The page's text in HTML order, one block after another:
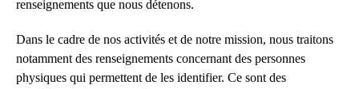
renseignements que nous détenons.
Dans le cadre de nos activités et de notre mission, nous traitons
notamment des renseignements concernant des personnes
physiques qui permettent de les identifier. Ce sont des